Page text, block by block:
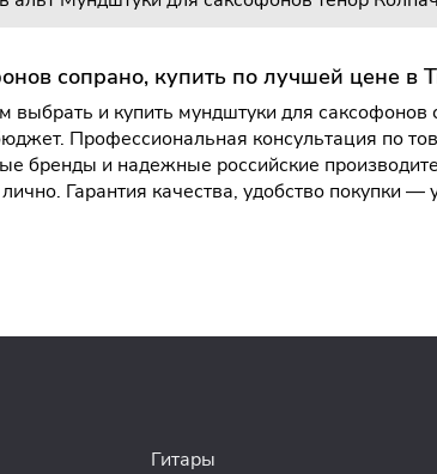
сопрано, купить по лучшей цене в
и купить мундштуки для
Профессиональная консультация по
бренды и надежные российские
лично. Гарантия качества, удобство
Гитары